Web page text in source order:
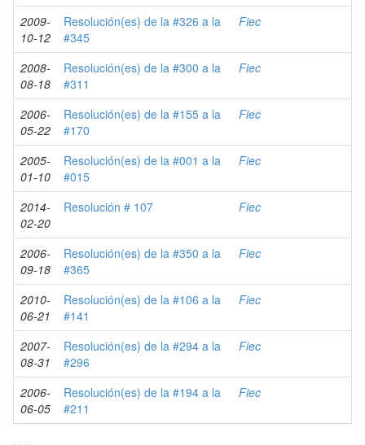
2009-
10-12
Resolución(es) de la #326 a la
#345
Fiec
2008-
08-18
Resolución(es) de la #300 a la
#311
Fiec
2006-
05-22
Resolución(es) de la #155 a la
#170
Fiec
2005-
01-10
Resolución(es) de la #001 a la
#015
Fiec
2014-
02-20
Resolución # 107 Fiec
2006-
09-18
Resolución(es) de la #350 a la
#365
Fiec
2010-
06-21
Resolución(es) de la #106 a la
#141
Fiec
2007-
08-31
Resolución(es) de la #294 a la
#296
Fiec
2006-
06-05
Resolución(es) de la #194 a la
#211
Fiec